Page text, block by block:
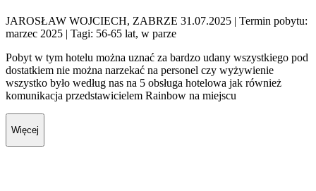
JAROSŁAW WOJCIECH, ZABRZE 31.07.2025 | Termin pobytu:
marzec 2025 | Tagi: 56-65 lat, w parze
Pobyt w tym hotelu można uznać za bardzo udany wszystkiego pod
dostatkiem nie można narzekać na personel czy wyżywienie
wszystko było według nas na 5 obsługa hotelowa jak również
komunikacja przedstawicielem Rainbow na miejscu
Więcej